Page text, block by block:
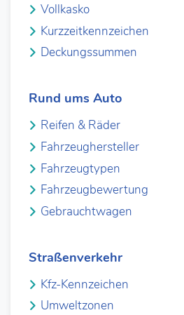
Vollkasko
Kurzzeitkennzeichen
Deckungssummen
Rund ums Auto
Reifen & Räder
Fahrzeughersteller
Fahrzeugtypen
Fahrzeugbewertung
Gebrauchtwagen
Straßenverkehr
Kfz-Kennzeichen
Umweltzonen